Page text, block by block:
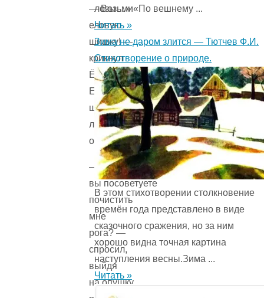
— Возьми
еловую
шишку! —
крикнул
Ёжик. —
Еловой
шишкой
лучше
отмывается!
— А чем
вы посоветуете
почистить
мне
рога? —
спросил,
выйдя
на опушку
лозы…» «По вешнему ...
Читать »
Зима не даром злится — Тютчев Ф.И.
Стихотворение о природе.
В этом стихотворении столкновение
времён года представ­лено в виде
сказочного сражения, но за ним
хорошо видна точная картина
наступления весны.Зима ...
Читать »